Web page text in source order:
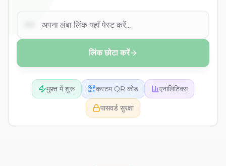
लिंक छोटा करें
मुफ़्त में शुरू कस्टम QR कोड एनालिटिक्स
पासवर्ड सुरक्षा